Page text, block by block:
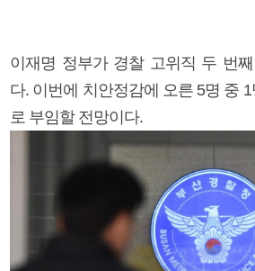
이재명 정부가 경찰 고위직 두 번
다. 이번에 치안정감에 오른 5명 중
로 부임할 전망이다.